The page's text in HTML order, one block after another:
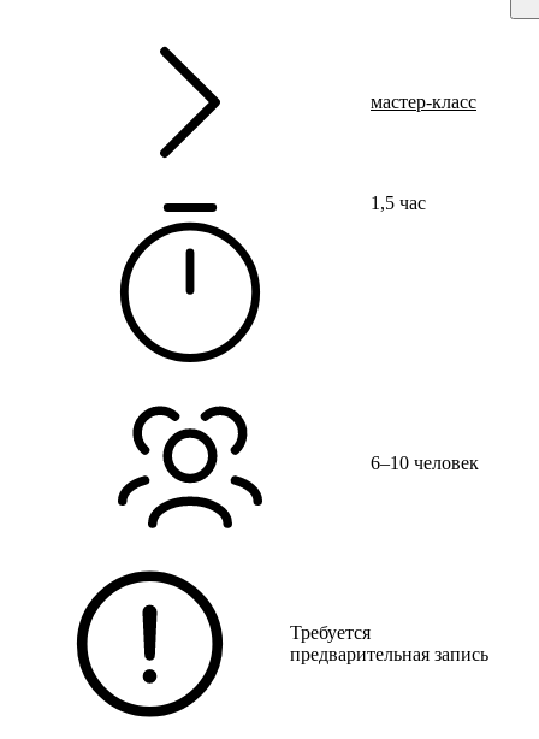
мастер-класс
1,5 час
6–10 человек
Требуется
предварительная запись